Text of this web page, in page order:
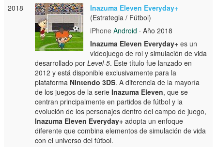
2018
Inazuma Eleven Everyday+
(Estrategia / Fútbol)
iPhone Android · Año 2018
Inazuma Eleven Everyday+ es un
videojuego de rol y simulación de vida
desarrollado porLevel-5. Este título fue lanzado en
2012 y está disponible exclusivamente para la
plataforma Nintendo 3DS. A diferencia de la mayoría
de los juegos de la serieInazuma Eleven, que se
centran principalmente en partidos de fútbol y la
evolución de los personajes dentro del campo de juego,
Inazuma Eleven Everyday+ adopta un enfoque
diferente que combina elementos de simulación de vida
con el universo del fútbol.